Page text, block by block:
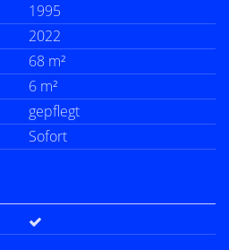
1995
2022
68 m²
6 m²
gepflegt
Sofort